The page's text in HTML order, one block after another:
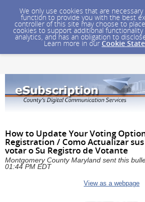
We only use cookies that are
function to provide you with the best
controller of this site may choose to
cookies to support additional
analytics, and has an obligation to
Learn more in our Cookie
How to Update Your Voting
Registration / Como Actualizar
votar o Su Registro de Votante
Montgomery County Maryland sent this
01:44 PM EDT
View as a webpage